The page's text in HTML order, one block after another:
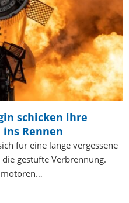
schicken ihre
Rennen
für eine lange vergessene
gestufte Verbrennung.